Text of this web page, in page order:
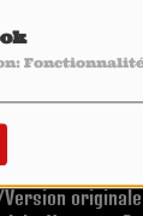
@ L'Empreinte
juin 2024
: Christian
Lamet •